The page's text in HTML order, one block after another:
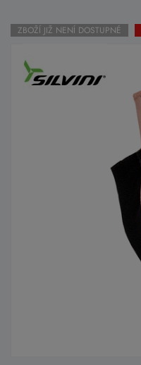
ZBOŽÍ JIŽ NENÍ DOSTUPNÉ